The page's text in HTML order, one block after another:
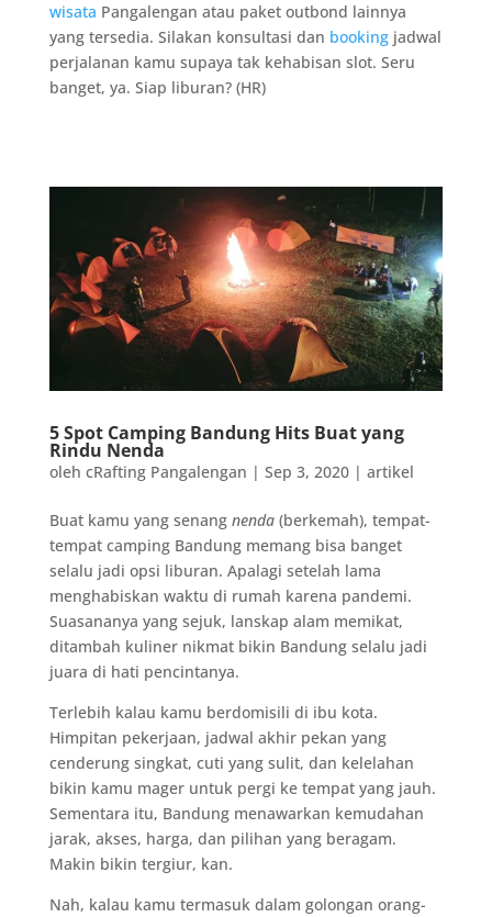
wisata Pangalengan atau paket outbond lainnya
yang tersedia. Silakan konsultasi dan bookingjadwal
perjalanan kamu supaya tak kehabisan slot. Seru
banget, ya. Siap liburan? (HR)
5 Spot Camping Bandung Hits Buat yang
Rindu Nenda
oleh cRafting Pangalengan | Sep 3, 2020| artikel
Buat kamu yang senang nenda(berkemah), tempat-
tempat camping Bandung memang bisa banget
selalu jadi opsi liburan. Apalagi setelah lama
menghabiskan waktu di rumah karena pandemi.
Suasananya yang sejuk, lanskap alam memikat,
ditambah kuliner nikmat bikin Bandung selalu jadi
juara di hati pencintanya.
Terlebih kalau kamu berdomisili di ibu kota.
Himpitan pekerjaan, jadwal akhir pekan yang
cenderung singkat, cuti yang sulit, dan kelelahan
bikin kamu mager untuk pergi ke tempat yang jauh.
Sementara itu, Bandung menawarkan kemudahan
jarak, akses, harga, dan pilihan yang beragam.
Makin bikin tergiur, kan.
Nah, kalau kamu termasuk dalam golongan orang-